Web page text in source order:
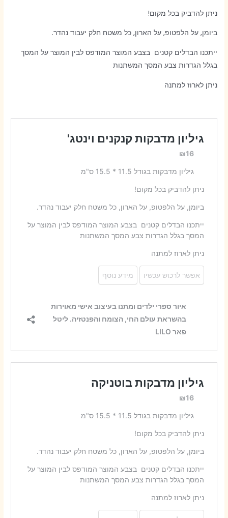
ניתן להדביק בכל מקום!
ביומן, על הלפטופ, על הארון, כל משטח חלק יעבוד נהדר.
ייתכנו הבדלים קטנים בצבע המוצר המודפס לבין המוצר על המסך
בגלל הגדרות צבע המסך המשתנות
ניתן לארוז למתנה